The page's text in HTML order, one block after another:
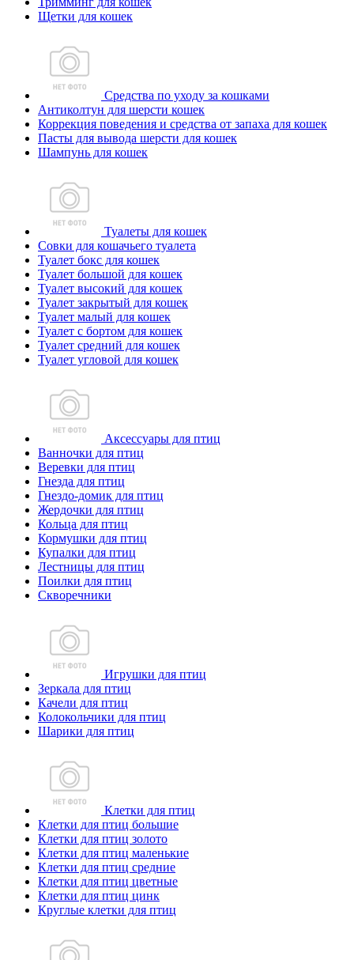
Щетки для кошек
Средства по уходу за кошками
Антиколтун для шерсти кошек
Коррекция поведения и средства от запаха для кошек
Пасты для вывода шерсти для кошек
Шампунь для кошек
Туалеты для кошек
Совки для кошачьего туалета
Туалет бокс для кошек
Туалет большой для кошек
Туалет высокий для кошек
Туалет закрытый для кошек
Туалет малый для кошек
Туалет с бортом для кошек
Туалет средний для кошек
Туалет угловой для кошек
Аксессуары для птиц
Ванночки для птиц
Веревки для птиц
Гнезда для птиц
Гнездо-домик для птиц
Жердочки для птиц
Кольца для птиц
Кормушки для птиц
Купалки для птиц
Лестницы для птиц
Поилки для птиц
Скворечники
Игрушки для птиц
Зеркала для птиц
Качели для птиц
Колокольчики для птиц
Шарики для птиц
Клетки для птиц
Клетки для птиц большие
Клетки для птиц золото
Клетки для птиц маленькие
Клетки для птиц средние
Клетки для птиц цветные
Клетки для птиц цинк
Круглые клетки для птиц